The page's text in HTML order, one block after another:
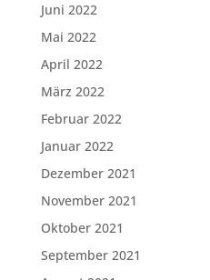
Juni 2022
Mai 2022
April 2022
März 2022
Februar 2022
Januar 2022
Dezember 2021
November 2021
Oktober 2021
September 2021